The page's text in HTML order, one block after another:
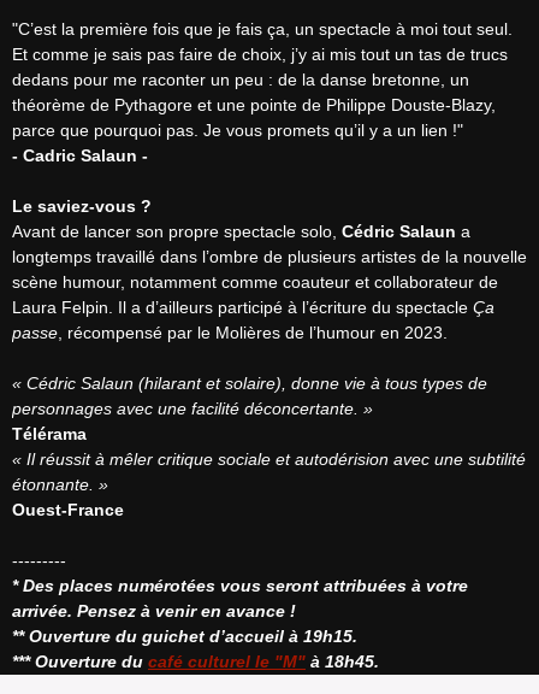
"C’est la première fois que je fais ça, un spectacle à moi tout seul.
Et comme je sais pas faire de choix, j’y ai mis tout un tas de trucs
dedans pour me raconter un peu : de la danse bretonne, un
théorème de Pythagore et une pointe de Philippe Douste-Blazy,
- Cadric Salaun -
Le saviez-vous ?
Avant de lancer son propre spectacle solo, Cédric Salaun a
longtemps travaillé dans l’ombre de plusieurs artistes de la nouvelle
scène humour, notamment comme coauteur et collaborateur de
Laura Felpin. Il a d’ailleurs participé à l’écriture du spectacle Ça
passe , récompensé par le Molières de l’humour en 2023.
« Cédric Salaun (hilarant et solaire), donne vie à tous types de
personnages avec une facilité déconcertante. »
Télérama
« Il réussit à mêler critique sociale et autodérision avec une subtilité
étonnante. »
Ouest-France
* Des places numérotées vous seront attribuées à votre
arrivée. Pensez à venir en avance !
** Ouverture du guichet d’accueil à 19h15.
*** Ouverture du café culturel le "M" à 18h45.